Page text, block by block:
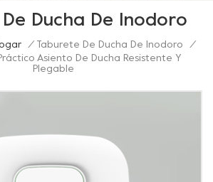
Ducha De Inodoro
/ Taburete De Ducha De Inodoro
/
Asiento De Ducha Resistente Y
Plegable